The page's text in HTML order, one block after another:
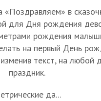
«Поздравляем» в
для Дня рождения
рождения
на первый День
текст, на любой
праздник.
да...